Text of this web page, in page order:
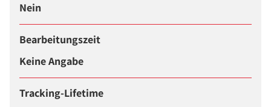
Nein
Bearbeitungszeit
Keine Angabe
Tracking-Lifetime